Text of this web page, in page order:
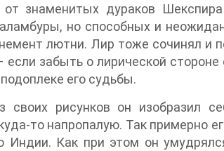
от знаменитых дураков
но способных и
лютни. Лир тоже сочинял и
забыть о лирической
его судьбы.
рисунков он изобразил
то напропалую. Так примерно
Индии. Как при этом он